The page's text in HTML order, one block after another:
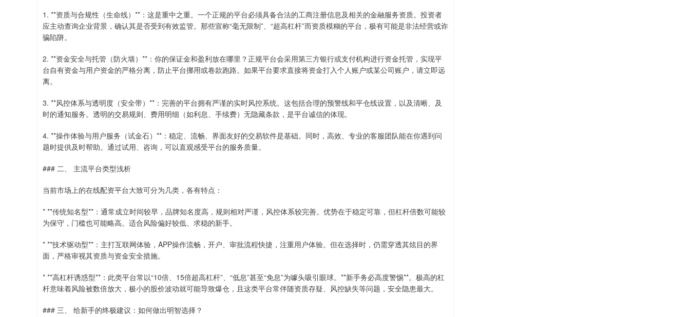
1. **资质与合规性（生命线）**：这是重中之重。一个正规的平台必须具备合法的工商注册信息及相关的金融服务资质。投资者
应主动查询企业背景，确认其是否受到有效监管。那些宣称“毫无限制”、“超高杠杆”而资质模糊的平台，极有可能是非法经营或诈
骗陷阱。
2. **资金安全与托管（防火墙）**：你的保证金和盈利放在哪里？正规平台会采用第三方银行或支付机构进行资金托管，实现平
台自有资金与用户资金的严格分离，防止平台挪用或卷款跑路。如果平台要求直接将资金打入个人账户或某公司账户，请立即远
离。
3. **风控体系与透明度（安全带）**：完善的平台拥有严谨的实时风控系统。这包括合理的预警线和平仓线设置，以及清晰、及
时的通知服务。透明的交易规则、费用明细（如利息、手续费）无隐藏条款，是平台诚信的体现。
4. **操作体验与用户服务（试金石）**：稳定、流畅、界面友好的交易软件是基础。同时，高效、专业的客服团队能在你遇到问
题时提供及时帮助。通过试用、咨询，可以直观感受平台的服务质量。
### 二、 主流平台类型浅析
当前市场上的在线配资平台大致可分为几类，各有特点：
* **传统知名型**：通常成立时间较早，品牌知名度高，规则相对严谨，风控体系较完善。优势在于稳定可靠，但杠杆倍数可能较
为保守，门槛也可能略高。适合风险偏好较低、求稳的新手。
* **技术驱动型**：主打互联网体验，APP操作流畅，开户、审批流程快捷，注重用户体验。但在选择时，仍需穿透其炫目的界
面，严格审视其资质与资金安全措施。
* **高杠杆诱惑型**：此类平台常以“10倍、15倍超高杠杆”、“低息”甚至“免息”为噱头吸引眼球。**新手务必高度警惕**。极高的杠
杆意味着风险被数倍放大，极小的股价波动就可能导致爆仓，且这类平台常伴随资质存疑、风控缺失等问题，安全隐患最大。
### 三、 给新手的终极建议：如何做出明智选择？